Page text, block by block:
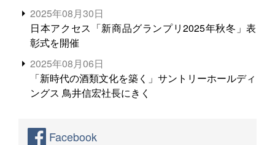
2025年08月30日
日本アクセス「新商品グランプリ2025年秋冬」表
彰式を開催
2025年08月06日
「新時代の酒類文化を築く」サントリーホールディ
ングス 鳥井信宏社長にきく
Facebook